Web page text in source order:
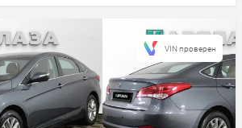
VIN проверен